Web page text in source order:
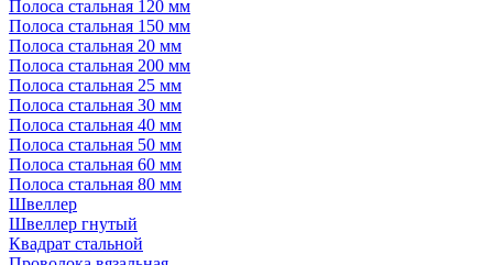
Полоса стальная 120 мм
Полоса стальная 150 мм
Полоса стальная 20 мм
Полоса стальная 200 мм
Полоса стальная 25 мм
Полоса стальная 30 мм
Полоса стальная 40 мм
Полоса стальная 50 мм
Полоса стальная 60 мм
Полоса стальная 80 мм
Швеллер
Швеллер гнутый
Квадрат стальной